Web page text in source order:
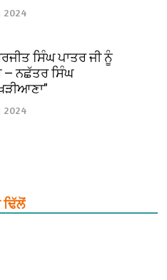
2024
ਸਿੰਘ ਪਾਤਰ ਜੀ ਨੂੰ
— ਨਛੱਤਰ ਸਿੰਘ
2024
ਢਿੱਲੋਂ